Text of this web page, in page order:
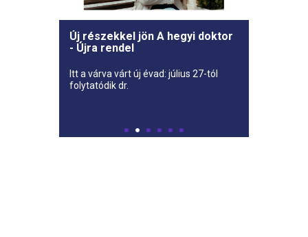
Új részekkel jön A hegyi doktor
- Újra rendel
Itt a várva várt új évad: július 27-tól
folytatódik dr.